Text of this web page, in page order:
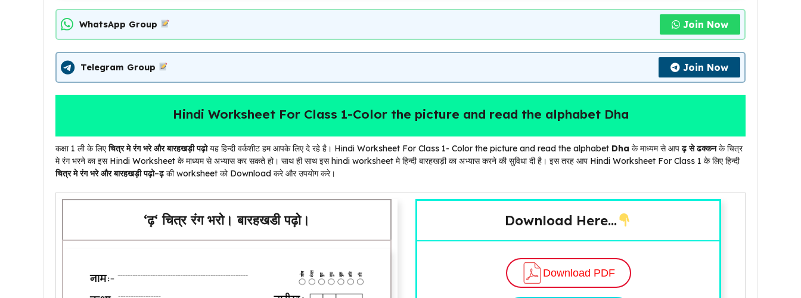
WhatsApp Group Join Now
Telegram Group Join Now
Hindi Worksheet For Class 1-Color the picture and read the alphabet Dha
कक्षा 1 ली के लिएचित्र मे रंग भरे और बारहखड़ी पढ़ोयह हिन्दी वर्कशीट हम आपके लिए दे रहे है। Hindi Worksheet For Class 1- Color the picture and read the alphabet Dha के माध्यम से आपढ़ से ढक्कनके चित्र
मे रंग भरने का इस Hindi Worksheet के माध्यम से अभ्यास कर सकते हो। साथ ही साथ इस hindi worksheet मे हिन्दी बारहखड़ी का अभ्यास करने की सुविधा दी है। इस तरह आप Hindi Worksheet For Class 1 के लिए हिन्दी
चित्र मे रंग भरे और बारहखड़ी पढ़ो–ढ़की worksheet को Download करे और उपयोग करे।
‘ढ़‘ चित्र रंग भरो। बारहखडी पढ़ो। Download Here…
Download PDF